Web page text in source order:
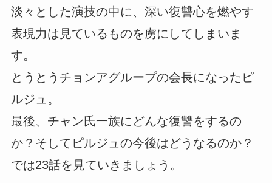
淡々とした演技の中に、深い復讐心を燃やす
表現力は見ているものを虜にしてしまいま
す。
とうとうチョンアグループの会長になったピ
ルジュ。
最後、チャン氏一族にどんな復讐をするの
か？そしてピルジュの今後はどうなるのか？
では23話を見ていきましょう。